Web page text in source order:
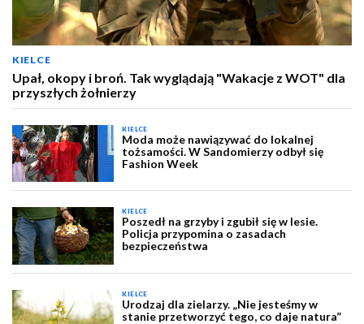
KIELCE
Upał, okopy i broń. Tak wyglądają "Wakacje z WOT" dla
przyszłych żołnierzy
KIELCE
Moda może nawiązywać do lokalnej
tożsamości. W Sandomierzy odbył się
Fashion Week
KIELCE
Poszedł na grzyby i zgubił się w lesie.
Policja przypomina o zasadach
bezpieczeństwa
KIELCE
Urodzaj dla zielarzy. „Nie jesteśmy w
stanie przetworzyć tego, co daje natura”